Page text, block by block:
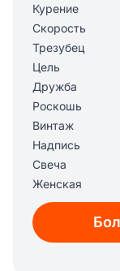
Курение
Скорость
Трезубец
Цель
Дружба
Роскошь
Винтаж
Надпись
Свеча
Женская
Интеллект
Ткань
Эмоция